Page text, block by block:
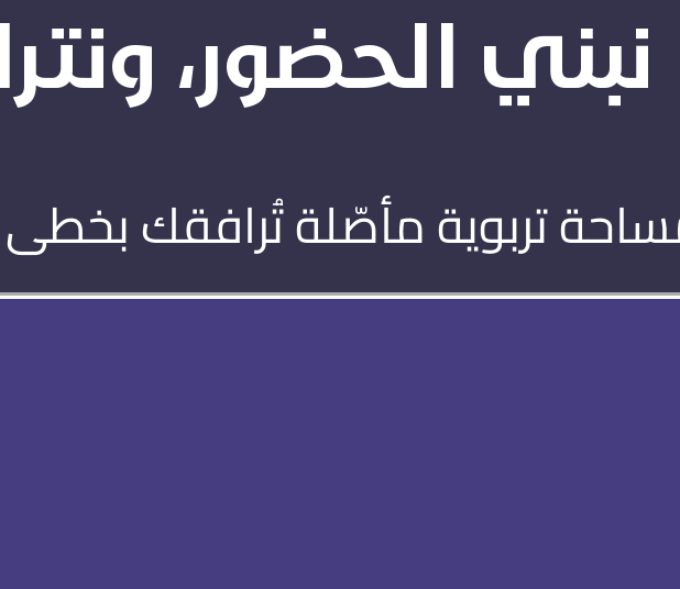
نبني الحضور،
تربوية مأصّلة تُرافقك بخطى